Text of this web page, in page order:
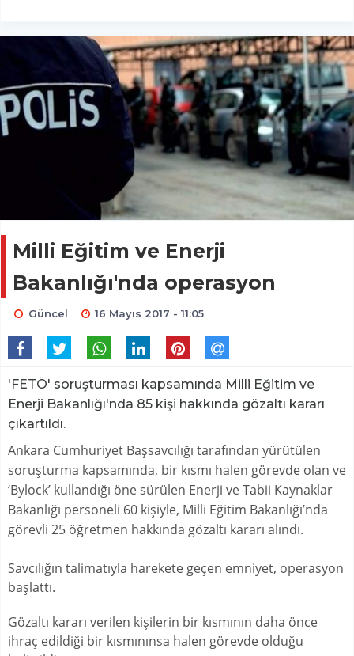
Milli Eğitim ve Enerji
Bakanlığı'nda operasyon
Güncel 16 Mayıs 2017 - 11:05
'FETÖ' soruşturması kapsamında Milli Eğitim ve
Enerji Bakanlığı'nda 85 kişi hakkında gözaltı kararı
çıkartıldı.
Ankara Cumhuriyet Başsavcılığı tarafından yürütülen
soruşturma kapsamında, bir kısmı halen görevde olan ve
‘Bylock’ kullandığı öne sürülen Enerji ve Tabii Kaynaklar
Bakanlığı personeli 60 kişiyle, Milli Eğitim Bakanlığı’nda
görevli 25 öğretmen hakkında gözaltı kararı alındı.
Savcılığın talimatıyla harekete geçen emniyet, operasyon
başlattı.
Gözaltı kararı verilen kişilerin bir kısmının daha önce
ihraç edildiği bir kısmınınsa halen görevde olduğu